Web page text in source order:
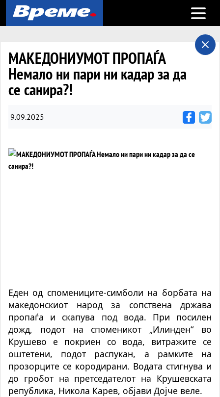
Open
МАКЕДОНИУМОТ ПРОПАЃА
Немало ни пари ни кадар за да
се санира?!
9.09.2025
Еден од спомениците-симболи на борбата на
македонскиот народ за сопствена држава
пропаѓа и скапува под вода. При посилен
дожд, подот на споменикот „Илинден“ во
Крушево е покриен со вода, витражите се
оштетени, подот распукан, а рамките на
прозорците се кородирани. Водата стигнува и
до гробот на претседателот на Крушевската
република, Никола Карев, објави Дојче веле.